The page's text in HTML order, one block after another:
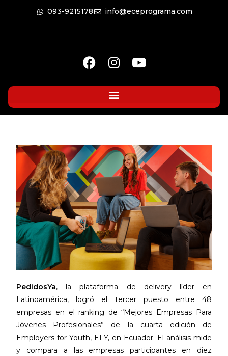
093-9215178 info@eceprograma.com
PedidosYa, la plataforma de delivery líder en
Latinoamérica, logró el tercer puesto entre 48
empresas en el ranking de “Mejores Empresas Para
Jóvenes Profesionales” de la cuarta edición de
Employers for Youth, EFY, en Ecuador. El análisis mide
y compara a las empresas participantes en diez